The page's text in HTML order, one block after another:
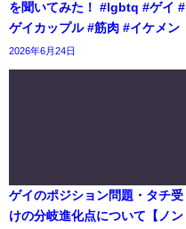
を聞いてみた！ #lgbtq #ゲイ #
ゲイカップル #筋肉 #イケメン
2026年6月24日
ゲイのポジション問題・タチ受
けの分岐進化点について【ノン